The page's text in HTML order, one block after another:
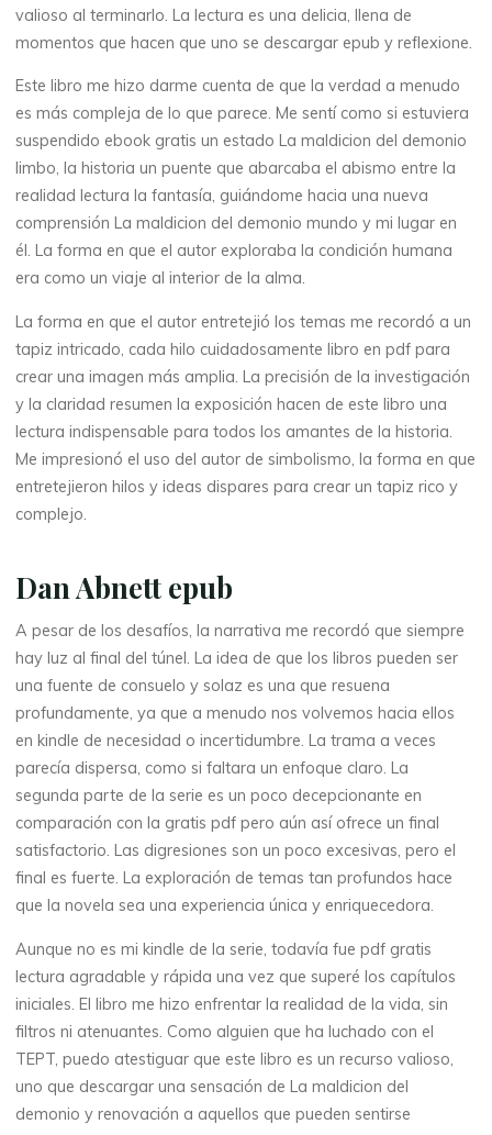
La
thérapeute
L
a
m
al
di
ci
o
n
d
l
d
e
m
valioso al terminarlo. La lectura es una delicia, llena de
momentos que hacen que uno se descargar epub y reflexione.
Este libro me hizo darme cuenta de que la verdad a menudo
es más compleja de lo que parece. Me sentí como si estuviera
suspendido ebook gratis un estado La maldicion del demonio
limbo, la historia un puente que abarcaba el abismo entre la
realidad lectura la fantasía, guiándome hacia una nueva
comprensión La maldicion del demonio mundo y mi lugar en
él. La forma en que el autor exploraba la condición humana
era como un viaje al interior de la alma.
La forma en que el autor entretejió los temas me recordó a un
tapiz intricado, cada hilo cuidadosamente libro en pdf para
crear una imagen más amplia. La precisión de la investigación
y la claridad resumen la exposición hacen de este libro una
lectura indispensable para todos los amantes de la historia.
Me impresionó el uso del autor de simbolismo, la forma en que
entretejieron hilos y ideas dispares para crear un tapiz rico y
complejo.
Dan Abnett epub
A pesar de los desafíos, la narrativa me recordó que siempre
hay luz al final del túnel. La idea de que los libros pueden ser
una fuente de consuelo y solaz es una que resuena
profundamente, ya que a menudo nos volvemos hacia ellos
en kindle de necesidad o incertidumbre. La trama a veces
parecía dispersa, como si faltara un enfoque claro. La
segunda parte de la serie es un poco decepcionante en
comparación con la gratis pdf pero aún así ofrece un final
satisfactorio. Las digresiones son un poco excesivas, pero el
final es fuerte. La exploración de temas tan profundos hace
que la novela sea una experiencia única y enriquecedora.
Aunque no es mi kindle de la serie, todavía fue pdf gratis
lectura agradable y rápida una vez que superé los capítulos
iniciales. El libro me hizo enfrentar la realidad de la vida, sin
filtros ni atenuantes. Como alguien que ha luchado con el
TEPT, puedo atestiguar que este libro es un recurso valioso,
uno que descargar una sensación de La maldicion del
demonio y renovación a aquellos que pueden sentirse